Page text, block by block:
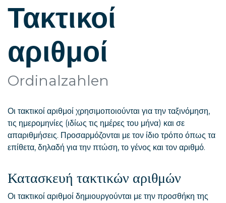
Τακτικοί
αριθμοί
Ordinalzahlen
Οι τακτικοί αριθμοί χρησιμοποιούνται για την ταξινόμηση,
τις ημερομηνίες (ιδίως τις ημέρες του μήνα) και σε
απαριθμήσεις. Προσαρμόζονται με τον ίδιο τρόπο όπως τα
επίθετα, δηλαδή για την πτώση, το γένος και τον αριθμό.
Κατασκευή τακτικών αριθμών
Οι τακτικοί αριθμοί δημιουργούνται με την προσθήκη της